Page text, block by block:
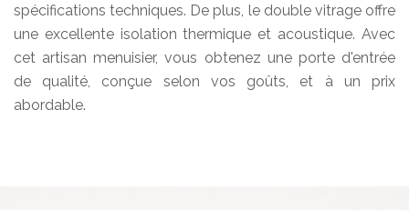
spécifications techniques. De plus, le double vitrage offre
une excellente isolation thermique et acoustique. Avec
cet artisan menuisier, vous obtenez une porte d'entrée
de qualité, conçue selon vos goûts, et à un prix
abordable.